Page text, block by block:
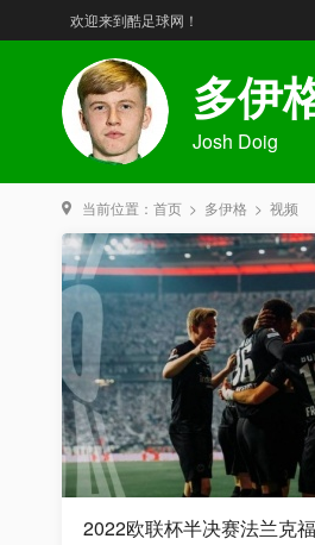
欢迎来到酷足球网！
多伊
Josh Doig
当前位置： 首页 > 多伊格 > 视频
2022欧联杯半决赛法兰克